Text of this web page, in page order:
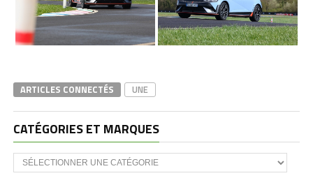
ARTICLES CONNECTÉS UNE
CATÉGORIES ET MARQUES
Catégories
et